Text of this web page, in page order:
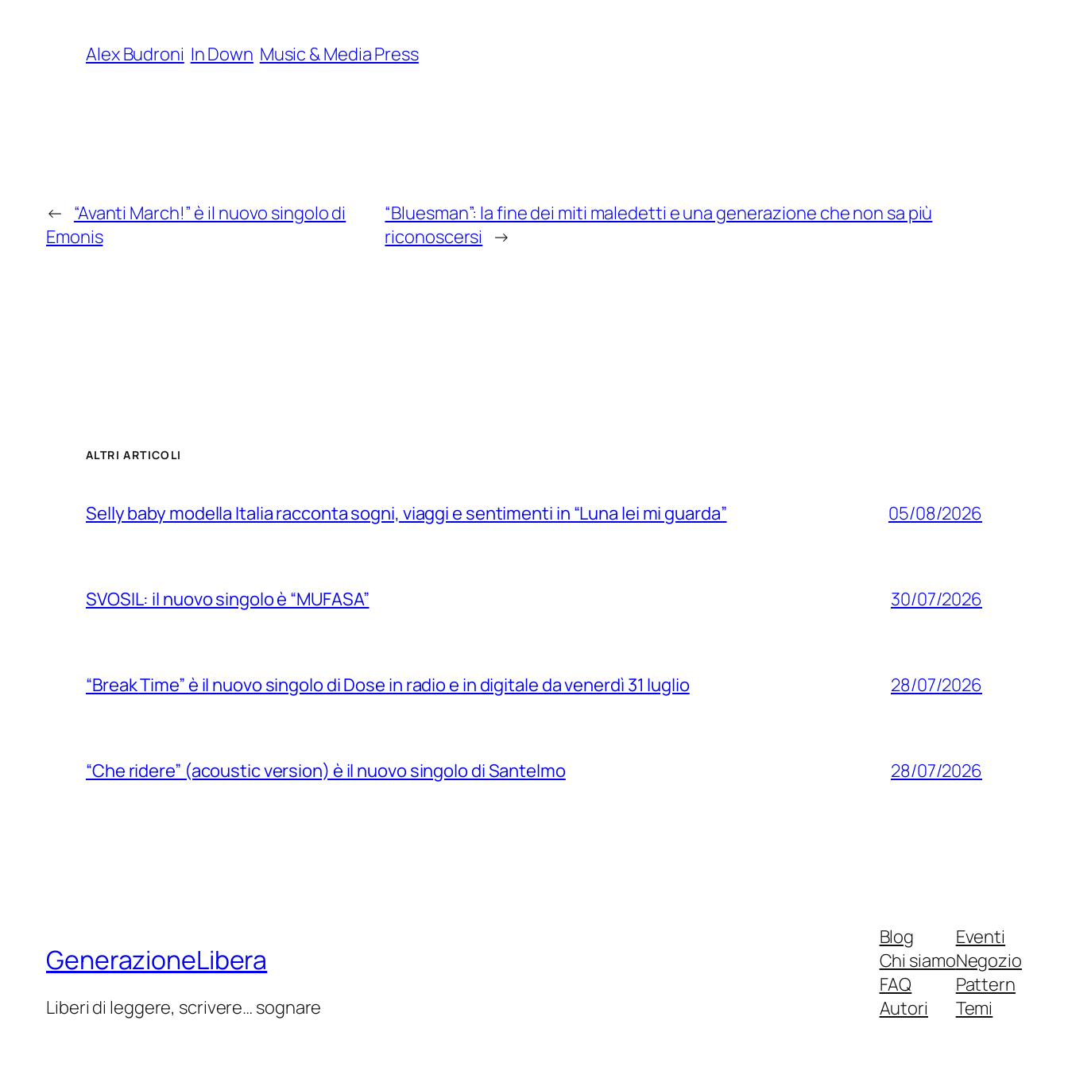
Alex Budroni In Down Music & Media Press
← “Avanti March!” è il nuovo singolo di
Emonis
“Bluesman”: la fine dei miti maledetti e una generazione che non sa più
riconoscersi →
ALTRI ARTICOLI
Selly baby modella Italia racconta sogni, viaggi e sentimenti in “Luna lei mi guarda” 05/08/2026
SVOSIL: il nuovo singolo è “MUFASA” 30/07/2026
“Break Time” è il nuovo singolo di Dose in radio e in digitale da venerdì 31 luglio 28/07/2026
“Che ridere” (acoustic version) è il nuovo singolo di Santelmo 28/07/2026
GenerazioneLibera
Liberi di leggere, scrivere… sognare
Blog
Chi siamo
FAQ
Autori
Eventi
Negozio
Pattern
Temi